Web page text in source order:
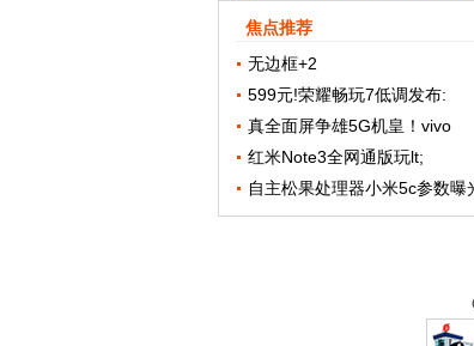
焦点推荐
无边框+2
599元!荣耀畅玩7低调发布:
真全面屏争雄5G机皇！vivo
红米Note3全网通版玩lt;
自主松果处理器小米5c参数曝